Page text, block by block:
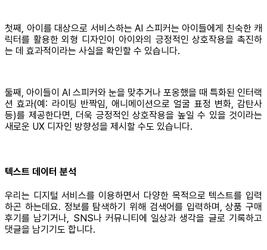
첫째, 아이를 대상으로 서비스하는 AI 스피커는 아이들에게 친숙한 캐
릭터를 활용한 외형 디자인이 아이와의 긍정적인 상호작용을 촉진하
는 데 효과적이라는 사실을 확인할 수 있습니다.
둘째, 아이들이 AI 스피커와 눈을 맞추거나 포옹했을 때 특화된 인터랙
션 효과(예: 라이팅 반짝임, 애니메이션으로 얼굴 표정 변화, 감탄사
등)를 제공한다면, 더욱 긍정적인 상호작용을 높일 수 있을 것이라는
새로운 UX 디자인 방향성을 제시할 수도 있습니다.
텍스트 데이터 분석
우리는 디지털 서비스를 이용하면서 다양한 목적으로 텍스트를 입력
하곤 하는데요. 정보를 탐색하기 위해 검색어를 입력하며, 상품 구매
후기를 남기거나, SNS나 커뮤니티에 일상과 생각을 글로 기록하고
댓글을 남기기도 합니다.